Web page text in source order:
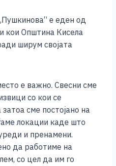
е еден од
кои Општина Кисела
ширум својата
е важно. Свесни сме
со кои се
сме постојано на
локации каде што
и пренамени.
да работиме на
со цел да им го